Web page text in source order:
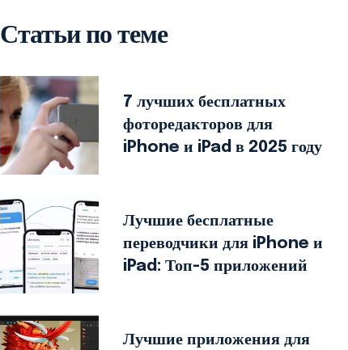
Статьи по теме
7 лучших бесплатных
фоторедакторов для
iPhone и iPad в 2025 году
Лучшие бесплатные
переводчики для iPhone и
iPad: Топ-5 приложений
Лучшие приложения для